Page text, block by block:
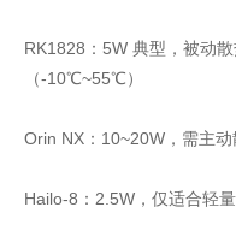
RK1828：5W 典型，被动
（-10℃~55℃）
Orin NX：10~20W，需主
Hailo-8：2.5W，仅适合轻